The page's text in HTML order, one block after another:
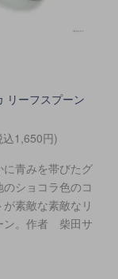
リーフスプーン
1,650円)
に青みを帯びたグ
のショコラ色のコ
が素敵な素敵なリ
ン。作者 柴田サ